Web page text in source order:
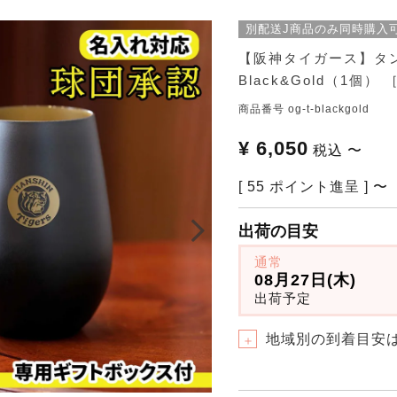
別配送J商品のみ同時購入
【阪神タイガース】タ
Black&Gold（1個） ［
商品番号 og-t-blackgold
¥ 6,050 税込 〜
[ 55 ポイント進呈 ] 〜
出荷の目安
通常
08月27日(木)
出荷予定
＋ 地域別の到着目安